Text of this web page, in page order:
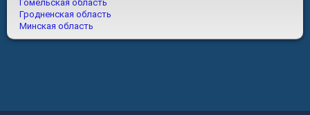
Гомельская область
Гродненская область
Минская область